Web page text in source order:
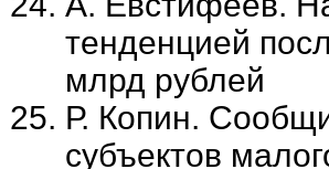
тенденцией
млрд рублей
Р. Копин.
субъектов